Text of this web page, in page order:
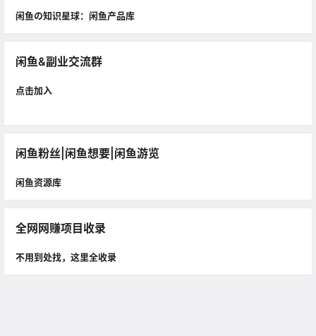
闲鱼の知识星球：闲鱼产品库
闲鱼&副业交流群
点击加入
闲鱼粉丝|闲鱼想要|闲鱼游览
闲鱼资源库
全网网赚项目收录
不用到处找，这里全收录